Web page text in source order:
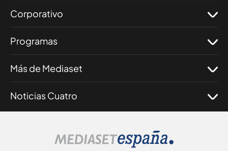
Corporativo
Programas
Más de Mediaset
Noticias Cuatro